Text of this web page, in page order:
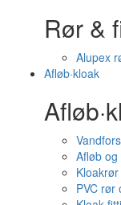
Rør &
Alupex
Afløb·kloak
Afløb
Kloakrør
PVC rør